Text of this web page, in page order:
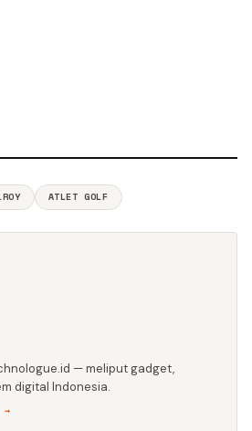
ATLET GOLF
— meliput gadget,
digital Indonesia.
→